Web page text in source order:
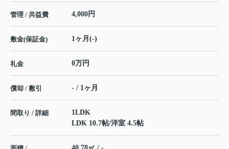
管理 / 共益費 4,000円
敷金(保証金) 1ヶ月(-)
礼金 0万円
償却 / 敷引 - / 1ヶ月
間取り / 詳細
1LDK
LDK 10.7帖/洋室 4.5帖